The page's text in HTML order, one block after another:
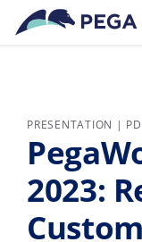
Vai direttamente
PRESENTATION |
2023: